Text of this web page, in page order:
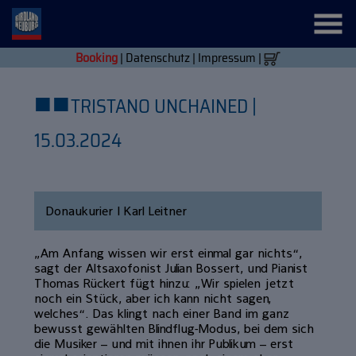
Booking| Datenschutz| Impressum |
■■TRISTANO UNCHAINED |
15.03.2024
Donaukurier | Karl Leitner
„Am Anfang wissen wir erst einmal gar nichts“,
sagt der Altsaxofonist Julian Bossert, und Pianist
Thomas Rückert fügt hinzu: „Wir spielen jetzt
noch ein Stück, aber ich kann nicht sagen,
welches“. Das klingt nach einer Band im ganz
bewusst gewählten Blindflug-Modus, bei dem sich
die Musiker – und mit ihnen ihr Publikum – erst